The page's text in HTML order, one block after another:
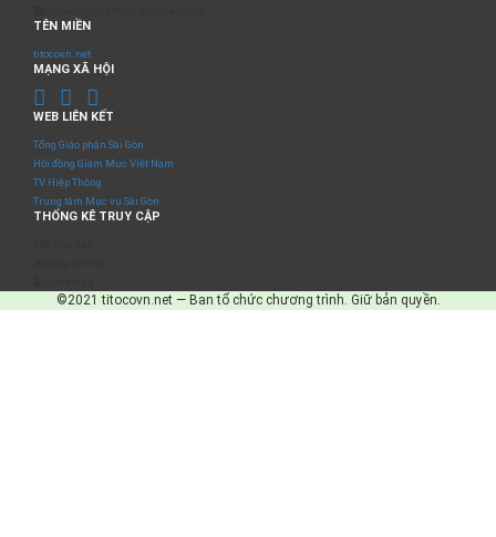
TÊN MIỀN
titocovn.net
MẠNG XÃ HỘI
WEB LIÊN KẾT
Tổng Giáo phận Sài Gòn
Hội đồng Giám Mục Việt Nam
TV Hiệp Thông
Trung tâm Mục vụ Sài Gòn
THỐNG KÊ TRUY CẬP
©2021 titocovn.net — Ban tổ chức chương trình. Giữ bản quyền.